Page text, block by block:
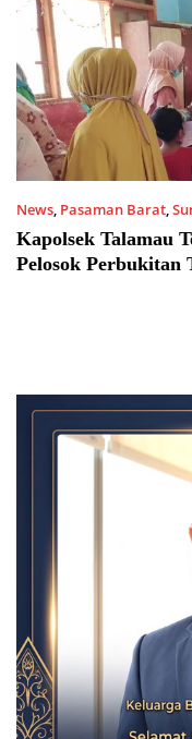
News, Pasaman Barat,
Kapolsek Talamau
Pelosok Perbukitan